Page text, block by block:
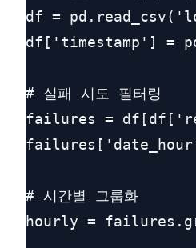
df =
df['timestamp'] =
# 실패 시도 필터링
failures =
# 시간별 그룹화
hourly =